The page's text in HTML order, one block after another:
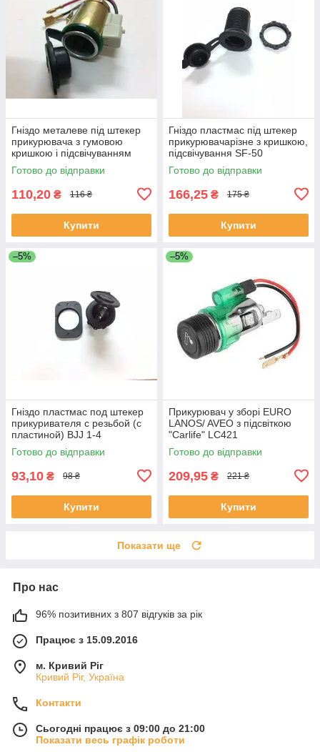
Гніздо металеве під штекер
прикурювача з гумовою
кришкою і підсвічуванням
AG-1018-1 Синя
Готово до відправки
110,20 ₴ 116 ₴
Купити
Гніздо пластмас під штекер
прикурювачарізне з кришкою,
підсвічування SF-50
Оранжевий
Готово до відправки
166,25 ₴ 175 ₴
Купити
–5%
Гніздо пластмас под штекер
прикуривателя с резьбой (с
пластиной) BJJ 1-4
Готово до відправки
93,10 ₴ 98 ₴
Купити
–5%
Прикурювач у зборі EURO
LANOS/ AVEO з підсвіткою
"Carlife" LC421
Готово до відправки
209,95 ₴ 221 ₴
Купити
Показати ще
Про нас
96% позитивних з 807 відгуків за рік
Працює з 15.09.2016
м. Кривий Ріг
Кривий Ріг, Україна
Контакти
Сьогодні працює з 09:00 до 21:00
Показати весь графік роботи